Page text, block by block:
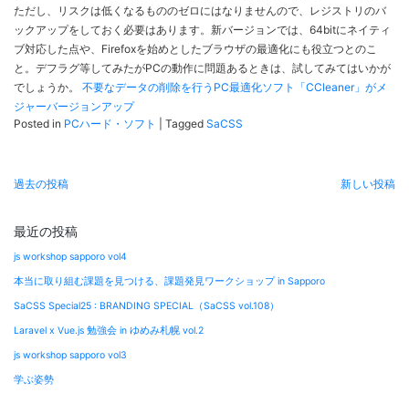
ただし、リスクは低くなるもののゼロにはなりませんので、レジストリのバ
ックアップをしておく必要はあります。新バージョンでは、64bitにネイティ
ブ対応した点や、Firefoxを始めとしたブラウザの最適化にも役立つとのこ
と。デフラグ等してみたがPCの動作に問題あるときは、試してみてはいかが
でしょうか。 不要なデータの削除を行うPC最適化ソフト「CCleaner」がメ
ジャーバージョンアップ
Posted in PCハード・ソフト Tagged SaCSS
投
ナ
ビ
ゲ
ー
シ
ョ
過去の投稿 新しい投稿
最近の投稿
js workshop sapporo vol4
本当に取り組む課題を見つける、課題発見ワークショップ in Sapporo
SaCSS Special25 : BRANDING SPECIAL（SaCSS vol.108）
Laravel x Vue.js 勉強会 in ゆめみ札幌 vol.2
js workshop sapporo vol3
学ぶ姿勢